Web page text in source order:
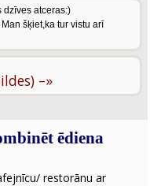
dzīves atceras:)
šķiet,ka tur vistu arī
–»
ēdiena
restorānu ar